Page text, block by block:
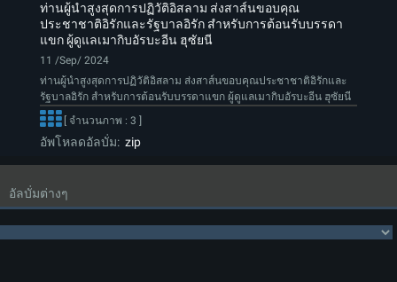
ท่านผู้นำสูงสุดการปฏิวัติอิสลาม ส่งสาส์นขอบคุณ
ประชาชาติอิรักและรัฐบาลอิรัก สำหรับการต้อนรับบรรดา
แขก ผู้ดูแลเมากิบอัรบะอีน ฮุซัยนี
11 /Sep/ 2024
ท่านผู้นำสูงสุดการปฏิวัติอิสลาม ส่งสาส์นขอบคุณประชาชาติอิรักและ
รัฐบาลอิรัก สำหรับการต้อนรับบรรดาแขก ผู้ดูแลเมากิบอัรบะอีน ฮุซัยนี
[ จำนวนภาพ : 3 ]
อัพโหลดอัลบั่ม: zip
อัลบั่มต่างๆ